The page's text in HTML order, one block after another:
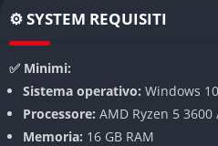
lo stato di Risveglio (Awakening
statistiche del personaggio e
possibile scatenare la potente
completamente le sorti della
colpo.
⚙️ SYSTEM REQUISITI
✅ Minimi:
Sistema operativo: Windows
Processore: AMD Ryzen 5
Memoria: 16 GB RAM